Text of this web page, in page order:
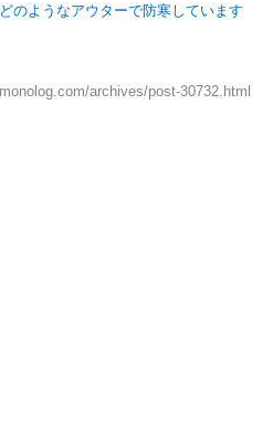
のようなアウターで防寒しています
archives/post-30732.html